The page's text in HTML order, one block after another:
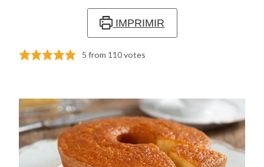
IMPRIMIR
5 from 110votes